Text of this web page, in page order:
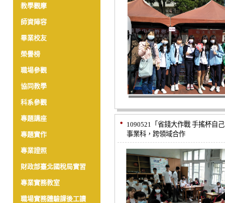
教學觀摩
師資陣容
畢業校友
榮譽榜
職場參觀
協同教學
科系參觀
專題講座
專題實作
專業證照
財政部臺北國稅局實習
專業實務教室
職場實務體驗課後工讀
1090521「省錢大作戰 手搖杯自
事業科，跨領域合作